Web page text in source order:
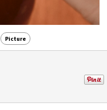
Picture